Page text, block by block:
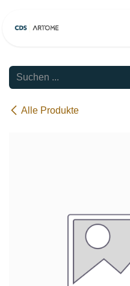
Alle Produkte